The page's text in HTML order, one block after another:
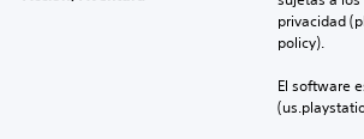
privacidad
policy).
El software